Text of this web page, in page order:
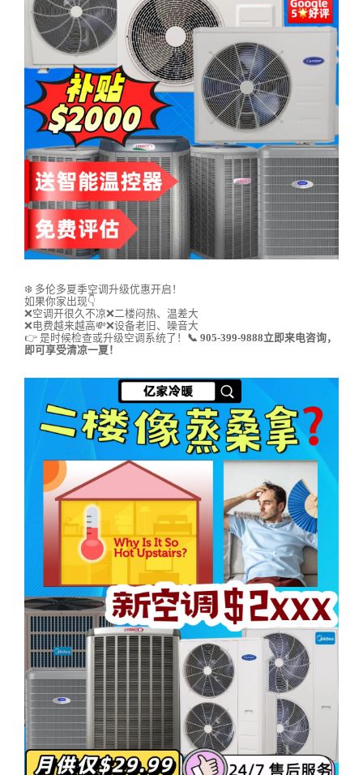
❄️ 多伦多夏季空调升级优惠开启！
如果你家出现👇
❌空调开很久不凉❌二楼闷热、温差大
❌电费越来越高💸❌设备老旧、噪音大
👉 是时候检查或升级空调系统了！ 📞 905-399-9888立即来电咨询，
即可享受清凉一夏！